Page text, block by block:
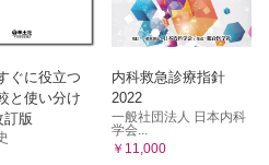
ぐに役立つ
と使い分け
版
内科救急診療指針
2022
一般社団法人 日本内科
学会...
￥11,000